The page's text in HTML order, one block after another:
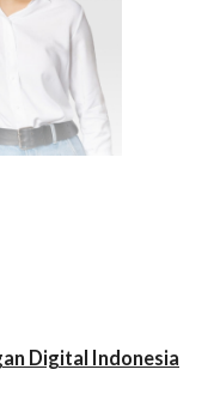
Digital Indonesia